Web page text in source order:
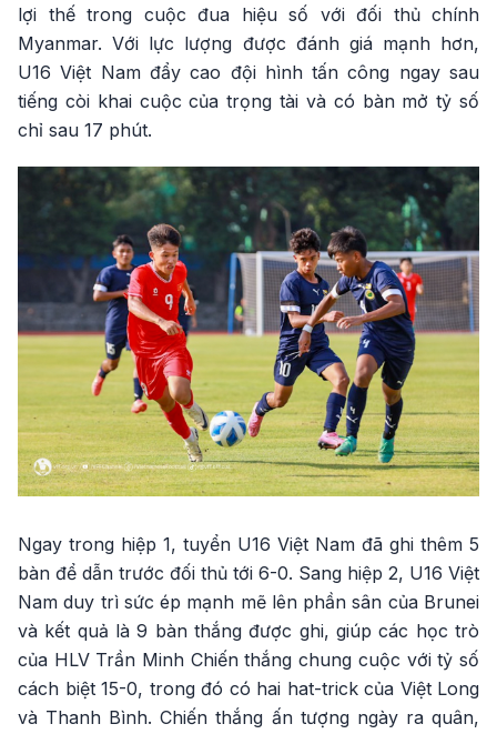
lợi thế trong cuộc đua hiệu số với đối thủ chính
Myanmar. Với lực lượng được đánh giá mạnh hơn,
U16 Việt Nam đẩy cao đội hình tấn công ngay sau
tiếng còi khai cuộc của trọng tài và có bàn mở tỷ số
chỉ sau 17 phút.
Ngay trong hiệp 1, tuyển U16 Việt Nam đã ghi thêm 5
bàn để dẫn trước đối thủ tới 6-0. Sang hiệp 2, U16 Việt
Nam duy trì sức ép mạnh mẽ lên phần sân của Brunei
và kết quả là 9 bàn thắng được ghi, giúp các học trò
của HLV Trần Minh Chiến thắng chung cuộc với tỷ số
cách biệt 15-0, trong đó có hai hat-trick của Việt Long
và Thanh Bình. Chiến thắng ấn tượng ngày ra quân,